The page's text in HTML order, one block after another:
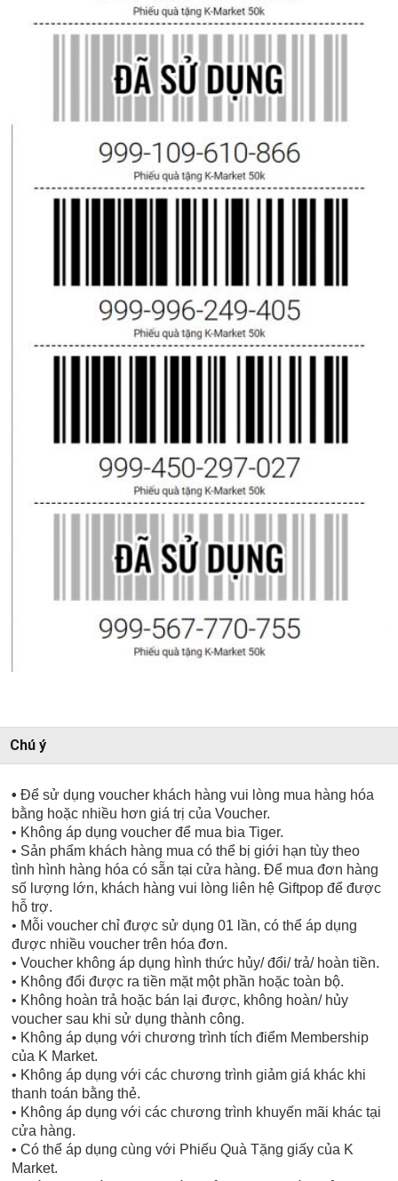
Chú ý
•Để sử dụng voucher khách hàng vui lòng mua hàng hóa
bằng hoặc nhiều hơn giá trị của Voucher.
• Không áp dụng voucher để mua bia Tiger.
• Sản phẩm khách hàng mua có thể bị giới hạn tùy theo
tình hình hàng hóa có sẵn tại cửa hàng. Để mua đơn hàng
số lượng lớn, khách hàng vui lòng liên hệ Giftpop để được
hỗ trợ.
• Mỗi voucher chỉ được sử dụng 01 lần, có thể áp dụng
được nhiều voucher trên hóa đơn.
• Voucher không áp dụng hình thức hủy/ đổi/ trả/ hoàn tiền.
• Không đổi được ra tiền mặt một phần hoặc toàn bộ.
• Không hoàn trả hoặc bán lại được, không hoàn/ hủy
voucher sau khi sử dụng thành công.
• Không áp dụng với chương trình tích điểm Membership
của K Market.
• Không áp dụng với các chương trình giảm giá khác khi
thanh toán bằng thẻ.
• Không áp dụng với các chương trình khuyến mãi khác tại
cửa hàng.
• Có thể áp dụng cùng với Phiếu Quà Tặng giấy của K
Market.